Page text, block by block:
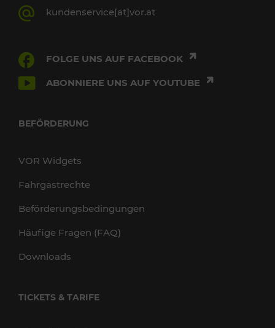
kundenservice[at]vor.at
FOLGE UNS AUF FACEBOOK
ABONNIERE UNS AUF YOUTUBE
BEFÖRDERUNG
VOR Widgets
Fahrgastrechte
Beförderungsbedingungen
Häufige Fragen (FAQ)
Downloads
TICKETS & TARIFE